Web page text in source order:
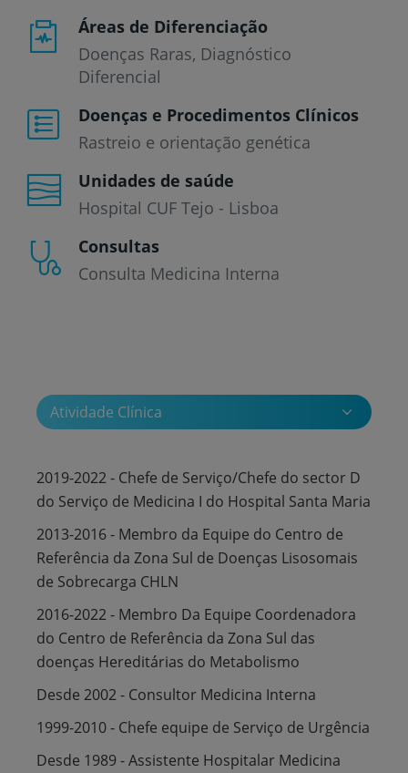
Áreas de Diferenciação
Doenças Raras, Diagnóstico
Diferencial
Doenças e Procedimentos Clínicos
Rastreio e orientação genética
Unidades de saúde
Hospital CUF Tejo - Lisboa
Consultas
Consulta Medicina Interna
Atividade Clínica
2019-2022 - Chefe de Serviço/Chefe do sector D
do Serviço de Medicina I do Hospital Santa Maria
2013-2016 - Membro da Equipe do Centro de
Referência da Zona Sul de Doenças Lisosomais
de Sobrecarga CHLN
2016-2022 - Membro Da Equipe Coordenadora
do Centro de Referência da Zona Sul das
doenças Hereditárias do Metabolismo
Desde 2002 - Consultor Medicina Interna
1999-2010 - Chefe equipe de Serviço de Urgência
Desde 1989 - Assistente Hospitalar Medicina